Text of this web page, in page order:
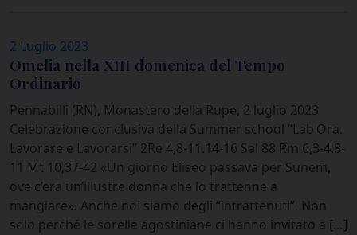
2 Luglio 2023
Omelia nella XIII domenica del Tempo
Ordinario
Pennabilli (RN), Monastero della Rupe, 2 luglio 2023
Celebrazione conclusiva della Summer school “Lab.Ora.
Lavorare e Lavorarsi” 2Re 4,8-11.14-16 Sal 88 Rm 6,3-4.8-
11 Mt 10,37-42 «Un giorno Eliseo passava per Sunem,
ove c’era un’illustre donna che lo trattenne a
mangiare». Anche noi siamo degli “intrattenuti”. Non
solo perché le sorelle agostiniane ci hanno invitato a […]